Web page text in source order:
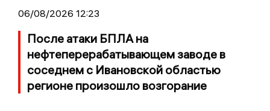
06/08/2026 12:23
После атаки БПЛА на
нефтеперерабатывающем заводе в
соседнем с Ивановской областью
регионе произошло возгорание